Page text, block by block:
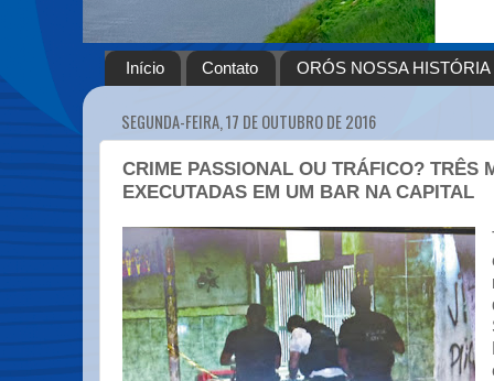
Início Contato ORÓS NOSSA HISTÓRIA
SEGUNDA-FEIRA, 17 DE OUTUBRO DE 2016
CRIME PASSIONAL OU TRÁFICO? TRÊS
EXECUTADAS EM UM BAR NA CAPITAL